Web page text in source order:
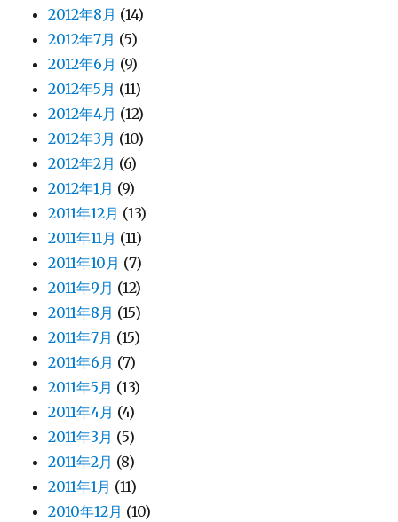
2012年8月 (14)
2012年7月 (5)
2012年6月 (9)
2012年5月 (11)
2012年4月 (12)
2012年3月 (10)
2012年2月 (6)
2012年1月 (9)
2011年12月 (13)
2011年11月 (11)
2011年10月 (7)
2011年9月 (12)
2011年8月 (15)
2011年7月 (15)
2011年6月 (7)
2011年5月 (13)
2011年4月 (4)
2011年3月 (5)
2011年2月 (8)
2011年1月 (11)
2010年12月 (10)